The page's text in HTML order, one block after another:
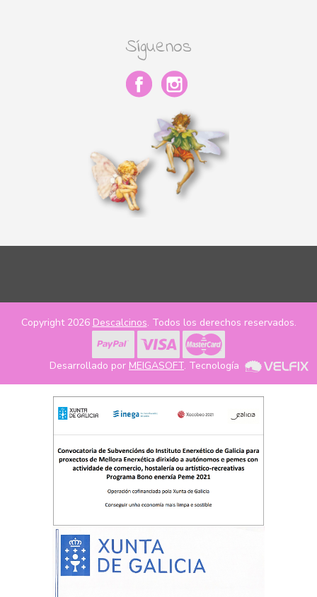
Síguenos
Copyright 2026 Descalcinos. Todos los derechos reservados.
Desarrollado por MEIGASOFT. Tecnología